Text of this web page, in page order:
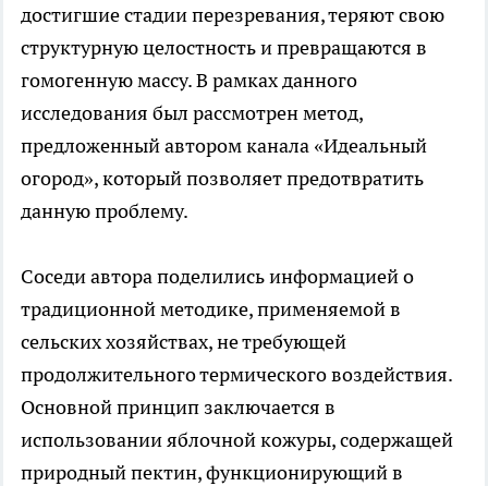
достигшие стадии перезревания, теряют свою
структурную целостность и превращаются в
гомогенную массу. В рамках данного
исследования был рассмотрен метод,
предложенный автором канала «Идеальный
огород», который позволяет предотвратить
данную проблему.
Соседи автора поделились информацией о
традиционной методике, применяемой в
сельских хозяйствах, не требующей
продолжительного термического воздействия.
Основной принцип заключается в
использовании яблочной кожуры, содержащей
природный пектин, функционирующий в